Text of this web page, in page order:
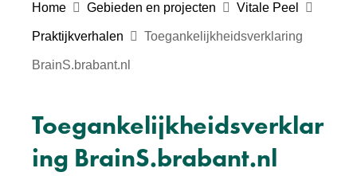
Home Gebieden en projecten Vitale Peel
Praktijkverhalen Toegankelijkheidsverklaring
BrainS.brabant.nl
Toegankelijkheidsverklar
ing BrainS.brabant.nl